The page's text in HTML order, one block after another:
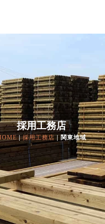
採用工務店
|採用工務店|関東地域